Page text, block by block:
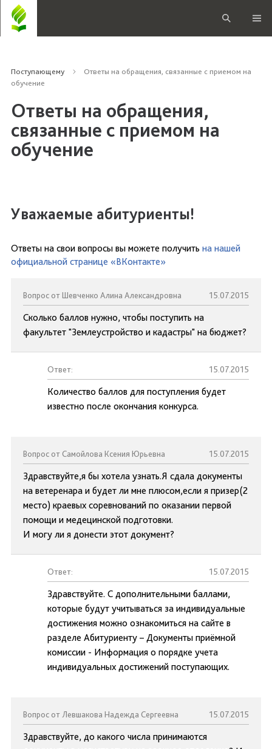
Поступающему
Ответы на обращения, связанные с приемом на
обучение
Ответы на обращения,
связанные с приемом на
обучение
Уважаемые абитуриенты!
Ответы на свои вопросы вы можете получить на нашей
официальной странице «ВКонтакте»
Вопрос от Шевченко Алина Александровна 15.07.2015
Сколько баллов нужно, чтобы поступить на
факультет "Землеустройство и кадастры" на бюджет?
Ответ: 15.07.2015
Количество баллов для поступления будет
известно после окончания конкурса.
Вопрос от Самойлова Ксения Юрьевна 15.07.2015
Здравствуйте,я бы хотела узнать.Я сдала документы
на ветеренара и будет ли мне плюсом,если я призер(2
место) краевых соревнований по оказании первой
помощи и медецинской подготовки.
И могу ли я донести этот документ?
Ответ: 15.07.2015
Здравствуйте. С дополнительными баллами,
которые будут учитываться за индивидуальные
достижения можно ознакомиться на сайте в
разделе Абитуриенту – Документы приёмной
комиссии - Информация о порядке учета
индивидуальных достижений поступающих.
Вопрос от Левшакова Надежда Сергеевна 15.07.2015
Здравствуйте, до какого числа принимаются